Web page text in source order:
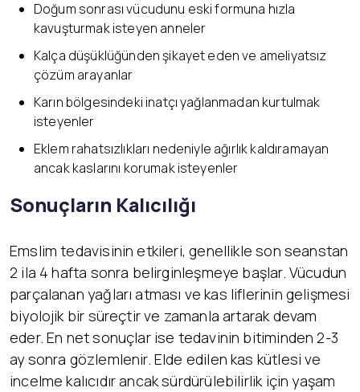
Doğum sonrası vücudunu eski formuna hızla
kavuşturmak isteyen anneler
Kalça düşüklüğünden şikayet eden ve ameliyatsız
çözüm arayanlar
Karın bölgesindeki inatçı yağlanmadan kurtulmak
isteyenler
Eklem rahatsızlıkları nedeniyle ağırlık kaldıramayan
ancak kaslarını korumak isteyenler
Sonuçların Kalıcılığı
Emslim tedavisinin etkileri, genellikle son seanstan
2 ila 4 hafta sonra belirginleşmeye başlar. Vücudun
parçalanan yağları atması ve kas liflerinin gelişmesi
biyolojik bir süreçtir ve zamanla artarak devam
eder. En net sonuçlar ise tedavinin bitiminden 2-3
ay sonra gözlemlenir. Elde edilen kas kütlesi ve
incelme kalıcıdır ancak sürdürülebilirlik için yaşam